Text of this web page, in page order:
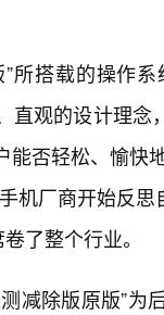
”所搭载的操作
直观的设计理
能否轻松、愉快
机厂商开始反
了整个行业。
减除版原版”